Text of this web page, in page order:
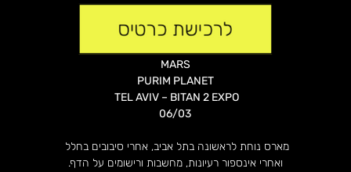
MARS
PURIM PLANET
TEL AVIV – BITAN 2 EXPO
06/03
מארס נוחת לראשונה בתל אביב, אחרי סיבובים בחלל
ואחרי אינספור רעיונות, מחשבות ורישומים על הדף.